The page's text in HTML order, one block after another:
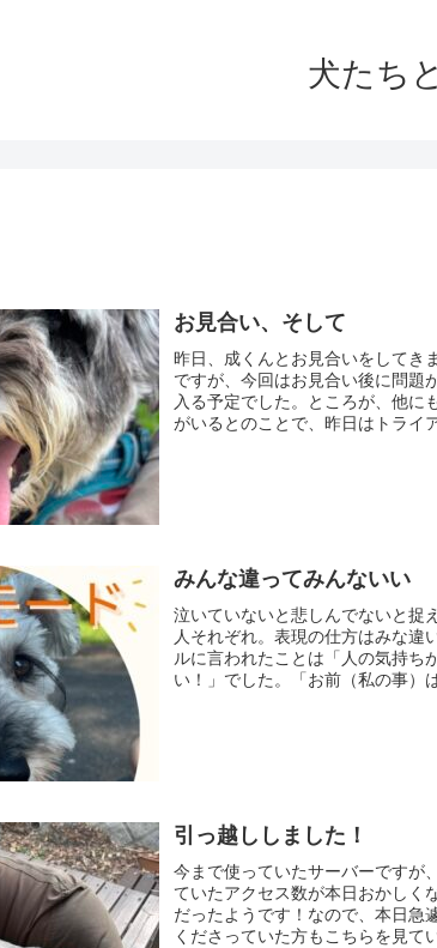
犬たち
お見合い、そして
昨日、成くんとお見合いをしてき
ですが、今回はお見合い後に問題
入る予定でした。ところが、他に
がいるとのことで、昨日はトライ
みんな違ってみんないい
泣いていないと悲しんでないと捉
人それぞれ。表現の仕方はみな違
ルに言われたことは「人の気持ち
い！」でした。「お前（私の事）
引っ越ししました！
今まで使っていたサーバーですが
ていたアクセス数が本日おかしく
だったようです！なので、本日急
くださっていた方もこちらを見て